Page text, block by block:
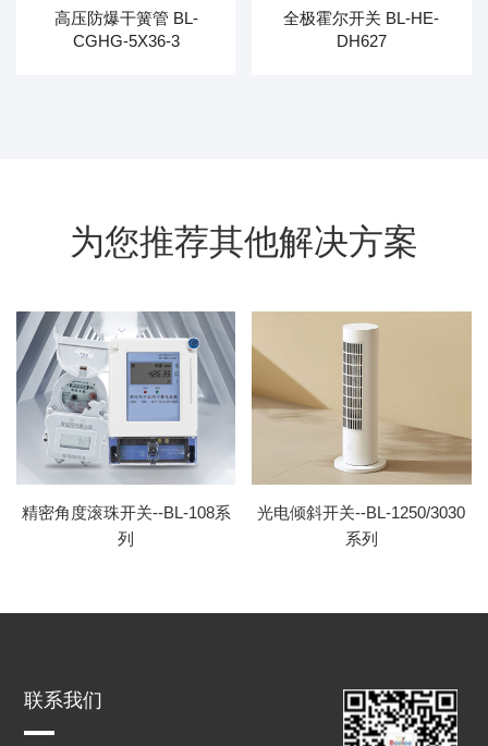
高压防爆干簧管 BL-
CGHG-5X36-3
全极霍尔开关 BL-HE-
DH627
为您推荐其他解决方案
精密角度滚珠开关--BL-108系
列
光电倾斜开关--BL-1250/3030
系列
联系我们